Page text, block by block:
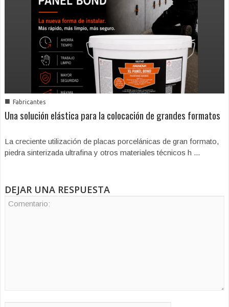
■ Fabricantes
Una solución elástica para la colocación de grandes formatos
La creciente utilización de placas porcelánicas de gran formato,
piedra sinterizada ultrafina y otros materiales técnicos h ...
DEJAR UNA RESPUESTA